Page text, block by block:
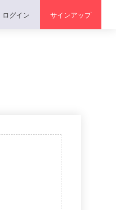
ログイン サインアップ